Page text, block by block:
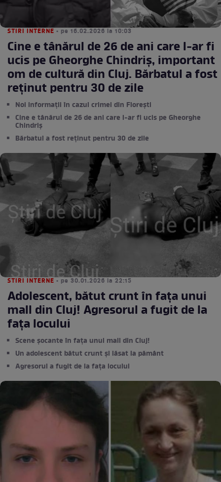
STIRI INTERNE • pe 16.02.2026 la 10:03
Cine e tânărul de 26 de ani care l-ar fi
ucis pe Gheorghe Chindriș, important
om de cultură din Cluj. Bărbatul a fost
reținut pentru 30 de zile
Noi informații în cazul crimei din Florești
Cine e tânărul de 26 de ani care l-ar fi ucis pe Gheorghe
Chindriș
Bărbatul a fost reținut pentru 30 de zile
STIRI INTERNE • pe 30.01.2026 la 22:15
Adolescent, bătut crunt în fața unui
mall din Cluj! Agresorul a fugit de la
fața locului
Scene șocante în fața unui mall din Cluj!
Un adolescent bătut crunt și lăsat la pământ
Agresorul a fugit de la fața locului